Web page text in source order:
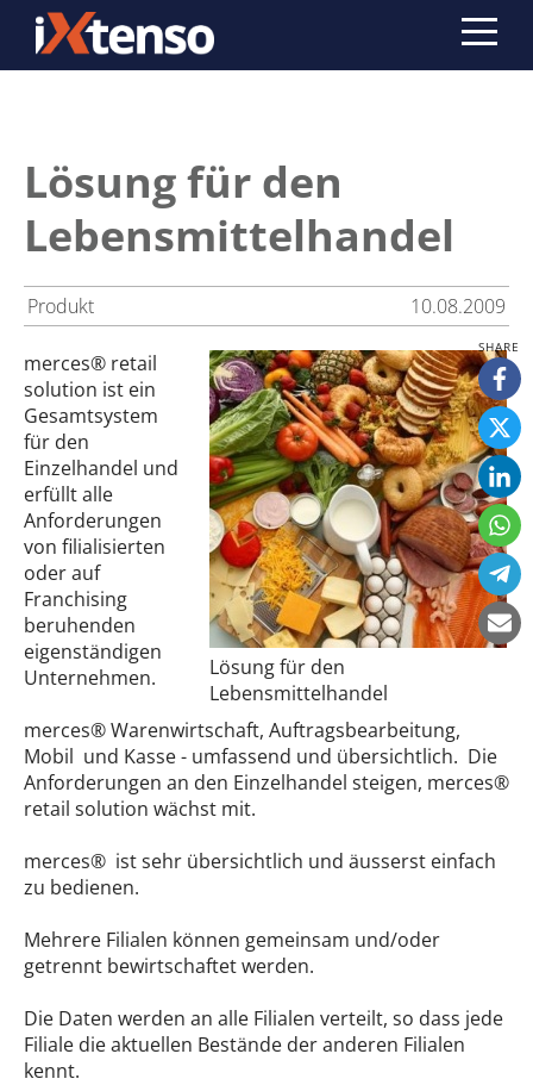
Lösung für den
Lebensmittelhandel
Produkt 10.08.2009
Lösung für den
Lebensmittelhandel
merces® retail
solution ist ein
Gesamtsystem
für den
Einzelhandel und
erfüllt alle
Anforderungen
von filialisierten
oder auf
Franchising
beruhenden
eigenständigen
Unternehmen.
merces® Warenwirtschaft, Auftragsbearbeitung,
Mobil und Kasse - umfassend und übersichtlich. Die
Anforderungen an den Einzelhandel steigen, merces®
retail solution wächst mit.
merces® ist sehr übersichtlich und äusserst einfach
zu bedienen.
Mehrere Filialen können gemeinsam und/oder
getrennt bewirtschaftet werden.
Die Daten werden an alle Filialen verteilt, so dass jede
Filiale die aktuellen Bestände der anderen Filialen
kennt.